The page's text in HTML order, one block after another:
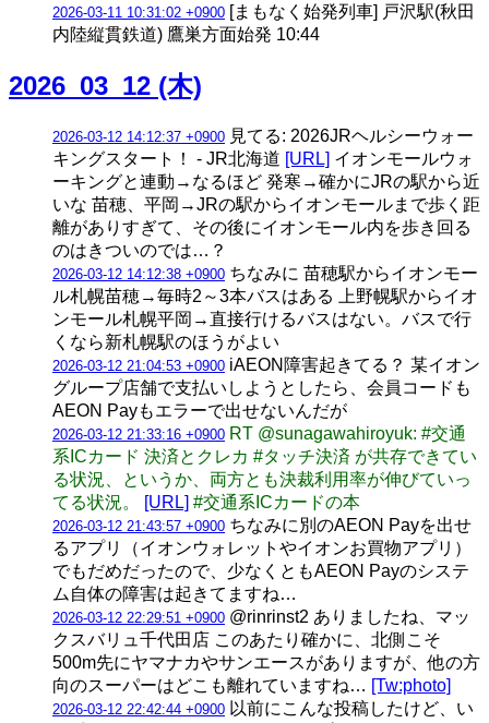
2026-03-11 10:31:02 +0900 [まもなく始発列車] 戸沢駅(秋田
内陸縦貫鉄道) 鷹巣方面始発 10:44
2026_03_12 (木)
2026-03-12 14:12:37 +0900 見てる: 2026JRヘルシーウォー
キングスタート！ - JR北海道 [URL] イオンモールウォ
ーキングと連動→なるほど 発寒→確かにJRの駅から近
いな 苗穂、平岡→JRの駅からイオンモールまで歩く距
離がありすぎて、その後にイオンモール内を歩き回る
のはきついのでは…？
2026-03-12 14:12:38 +0900 ちなみに 苗穂駅からイオンモー
ル札幌苗穂→毎時2～3本バスはある 上野幌駅からイオ
ンモール札幌平岡→直接行けるバスはない。バスで行
くなら新札幌駅のほうがよい
2026-03-12 21:04:53 +0900 iAEON障害起きてる？ 某イオン
グループ店舗で支払いしようとしたら、会員コードも
AEON Payもエラーで出せないんだが
2026-03-12 21:33:16 +0900 RT @sunagawahiroyuk: #交通
系ICカード 決済とクレカ #タッチ決済 が共存できてい
る状況、というか、両方とも決裁利用率が伸びていっ
てる状況。
[URL] #交通系ICカードの本
2026-03-12 21:43:57 +0900 ちなみに別のAEON Payを出せ
るアプリ（イオンウォレットやイオンお買物アプリ）
でもだめだったので、少なくともAEON Payのシステ
ム自体の障害は起きてますね…
2026-03-12 22:29:51 +0900 @rinrinst2 ありましたね、マッ
クスバリュ千代田店 このあたり確かに、北側こそ
500m先にヤマナカやサンエースがありますが、他の方
向のスーパーはどこも離れていますね… [Tw:photo]
2026-03-12 22:42:44 +0900 以前にこんな投稿したけど、い